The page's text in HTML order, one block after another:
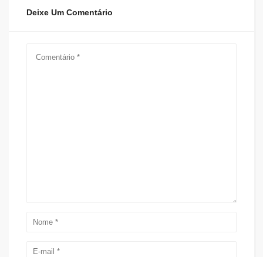
Deixe Um Comentário